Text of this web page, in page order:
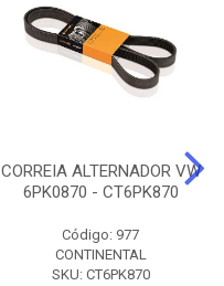
CORREIA ALTERNADOR VW
6PK0870 - CT6PK870
Código: 977
CONTINENTAL
SKU: CT6PK870